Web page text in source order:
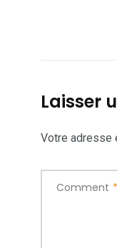
Laisser
Votre adresse
Comment *